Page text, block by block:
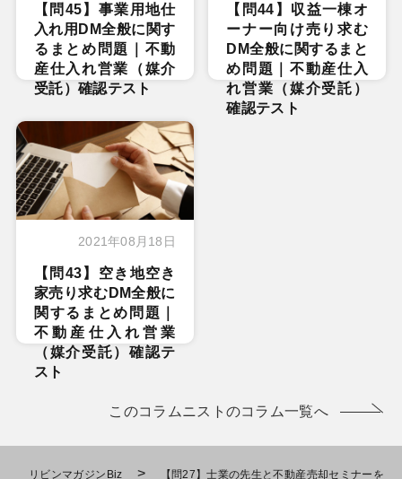
【問45】事業用地仕
入れ用DM全般に関す
るまとめ問題｜不動
産仕入れ営業（媒介
受託）確認テスト
【問44】収益一棟オ
ーナー向け売り求む
DM全般に関するまと
め問題｜不動産仕入
れ営業（媒介受託）
確認テスト
2021年08月18日
【問43】空き地空き
家売り求むDM全般に
関するまとめ問題｜
不動産仕入れ営業
（媒介受託）確認テ
スト
このコラムニストのコラム一覧へ
リビンマガジンBiz > 【問27】士業の先生と不動産売却セミナーを